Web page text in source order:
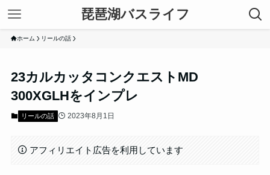
琵琶湖バスライフ
ホーム リールの話
23カルカッタコンクエストMD
300XGLHをインプレ
リールの話 2023年8月1日
アフィリエイト広告を利用しています